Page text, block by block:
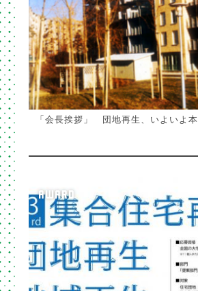
「会長挨拶」 団地再生、いよいよ
AWARD